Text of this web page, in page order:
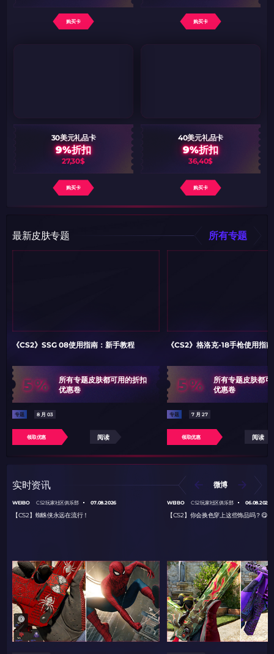
购买卡 购买卡
30美元礼品卡
9%折扣
27,30$
购买卡
40美元礼品卡
9%折扣
36,40$
购买卡
最新皮肤专题 所有专题
《CS2》SSG 08使用指南：新手教程
5%
所有专题皮肤都可用的折扣
优惠卷
专题 8 月 03
领取优惠 阅读
《CS2》格洛克-18手枪使用指
5%
所有专题皮肤都
优惠卷
专题 7 月 27
领取优惠 阅读
实时资讯 微博
WEIBO CS2玩家社区俱乐部 07.08.2026
【CS2】蜘蛛侠永远在流行！
WEIBO CS2玩家社区俱乐部 06.08.2026
【CS2】你会换色穿上这些饰品吗？😋